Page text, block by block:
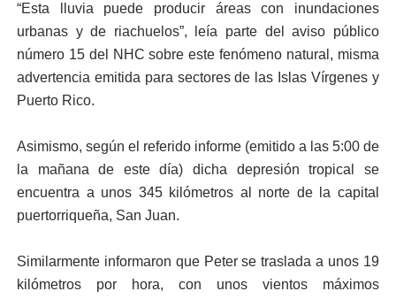
“Esta lluvia puede producir áreas con inundaciones
urbanas y de riachuelos”, leía parte del aviso público
número 15 del NHC sobre este fenómeno natural, misma
advertencia emitida para sectores de las Islas Vírgenes y
Puerto Rico.
Asimismo, según el referido informe (emitido a las 5:00 de
la mañana de este día) dicha depresión tropical se
encuentra a unos 345 kilómetros al norte de la capital
puertorriqueña, San Juan.
Similarmente informaron que Peter se traslada a unos 19
kilómetros por hora, con unos vientos máximos